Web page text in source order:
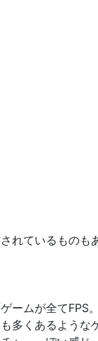
れているものも
ームが全てFPS。
多くあるような